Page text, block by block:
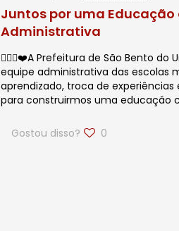
Juntos por uma
Administrativa
🙋🏻‍♂️❤️A Prefeitura de São Bento
equipe administrativa das escolas
aprendizado, troca de
para construirmos uma educação
Gostou disso? 0